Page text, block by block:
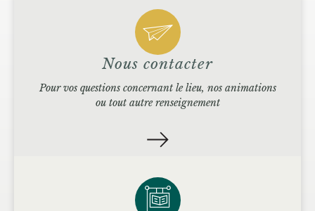
Nous contacter
Pour vos questions concernant le lieu, nos animations
ou tout autre renseignement